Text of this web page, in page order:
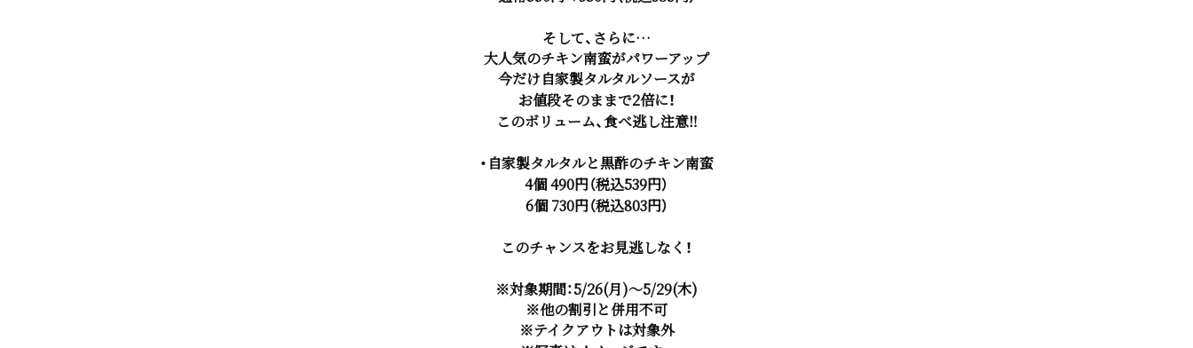
そして、さらに…
大人気のチキン南蛮がパワーアップ
今だけ自家製タルタルソースが
お値段そのままで2倍に！
このボリューム、食べ逃し注意‼
・自家製タルタルと黒酢のチキン南蛮
4個 490円（税込539円）
6個 730円（税込803円）
このチャンスをお見逃しなく！
※対象期間：5/26(月)～5/29(木)
※他の割引と併用不可
※テイクアウトは対象外